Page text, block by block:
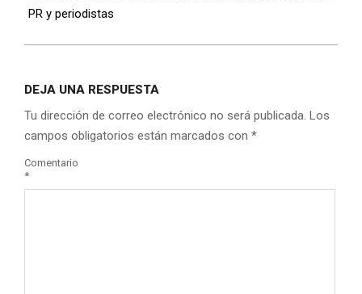
PR y periodistas
DEJA UNA RESPUESTA
Tu dirección de correo electrónico no será publicada. Los
campos obligatorios están marcados con *
Comentario
*